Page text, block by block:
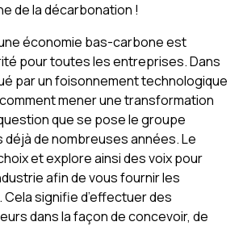
de la décarbonation !
économie bas-carbone est
pour toutes les entreprises. Dans
par un foisonnement technologique
mener une transformation
que se pose le groupe
de nombreuses années. Le
et explore ainsi des voix pour
afin de vous fournir les
signifie d’effectuer des
dans la façon de concevoir, de